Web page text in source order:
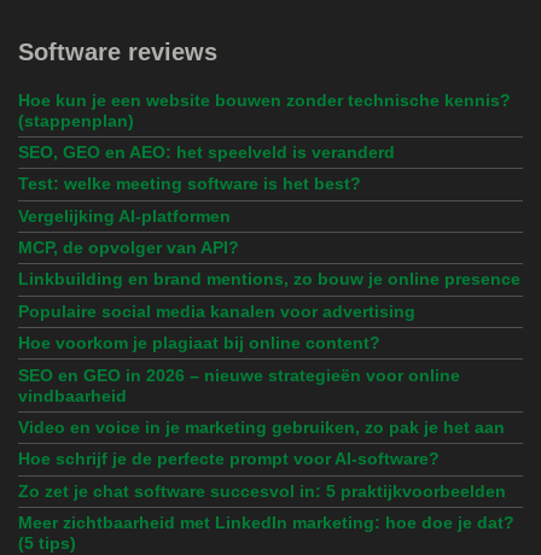
Software reviews
Hoe kun je een website bouwen zonder technische kennis?
(stappenplan)
SEO, GEO en AEO: het speelveld is veranderd
Test: welke meeting software is het best?
Vergelijking AI-platformen
MCP, de opvolger van API?
Linkbuilding en brand mentions, zo bouw je online presence
Populaire social media kanalen voor advertising
Hoe voorkom je plagiaat bij online content?
SEO en GEO in 2026 – nieuwe strategieën voor online
vindbaarheid
Video en voice in je marketing gebruiken, zo pak je het aan
Hoe schrijf je de perfecte prompt voor AI-software?
Zo zet je chat software succesvol in: 5 praktijkvoorbeelden
Meer zichtbaarheid met LinkedIn marketing: hoe doe je dat?
(5 tips)